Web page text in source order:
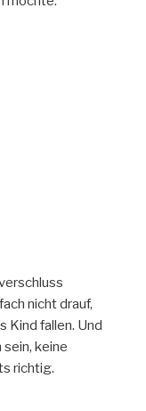
nicht drauf,
Kind fallen. Und
keine
richtig.